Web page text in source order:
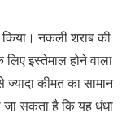
किया। नकली शराब की
इस्तेमाल होने वाला
कीमत का सामान
जा सकता है कि यह धंधा